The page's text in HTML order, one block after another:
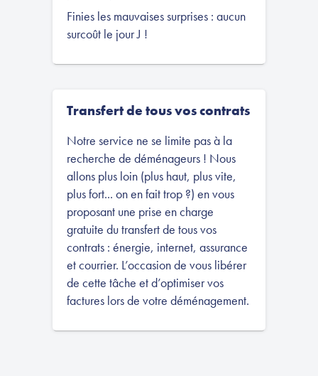
Finies les mauvaises surprises : aucun
surcoût le jour J !
Transfert de tous vos contrats
Notre service ne se limite pas à la
recherche de déménageurs ! Nous
allons plus loin (plus haut, plus vite,
plus fort... on en fait trop ?) en vous
proposant une prise en charge
gratuite du transfert de tous vos
contrats : énergie, internet, assurance
et courrier. L’occasion de vous libérer
de cette tâche et d’optimiser vos
factures lors de votre déménagement.